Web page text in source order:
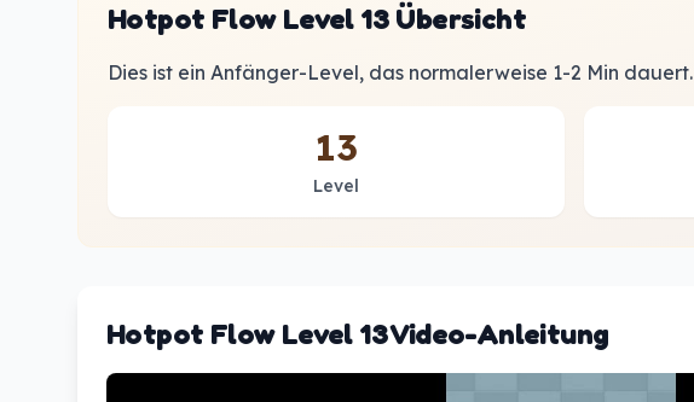
Hotpot Flow Level 13 Übersicht
Dies ist ein Anfänger-Level, das normalerweise 1-2 Min dauert.
13
Level
Hotpot Flow Level 13 Video-Anleitung